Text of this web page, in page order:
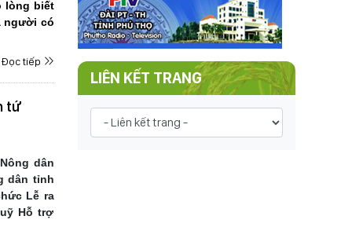
lòng biết
người có
Đọc tiếp
tứ
dân
dân tỉnh
Lễ ra
Hỗ trợ
LIÊN KẾT TRANG